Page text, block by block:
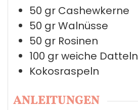
50 gr Cashewkerne
50 grWalnüsse
50 gr Rosinen
100 grweiche Datteln
Kokosraspeln
ANLEITUNGEN